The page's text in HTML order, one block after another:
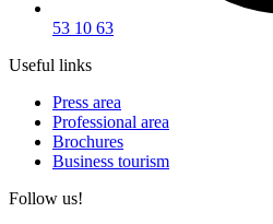
53 10 63
Useful links
Press area
Professional area
Brochures
Business tourism
Follow us!